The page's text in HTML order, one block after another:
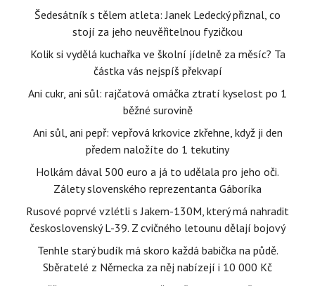
Šedesátník s tělem atleta: Janek Ledecký přiznal, co
stojí za jeho neuvěřitelnou fyzičkou
Kolik si vydělá kuchařka ve školní jídelně za měsíc? Ta
částka vás nejspíš překvapí
Ani cukr, ani sůl: rajčatová omáčka ztratí kyselost po 1
běžné surovině
Ani sůl, ani pepř: vepřová krkovice zkřehne, když ji den
předem naložíte do 1 tekutiny
Holkám dával 500 euro a já to udělala pro jeho oči.
Zálety slovenského reprezentanta Gáboríka
Rusové poprvé vzlétli s Jakem-130M, který má nahradit
československý L-39. Z cvičného letounu dělají bojový
Tenhle starý budík má skoro každá babička na půdě.
Sběratelé z Německa za něj nabízejí i 10 000 Kč